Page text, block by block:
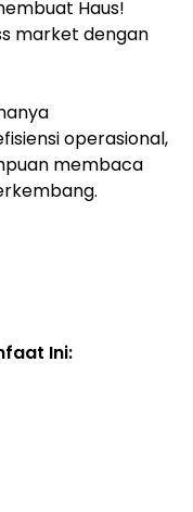
Haus!
market dengan
operasional,
membaca
Ini: